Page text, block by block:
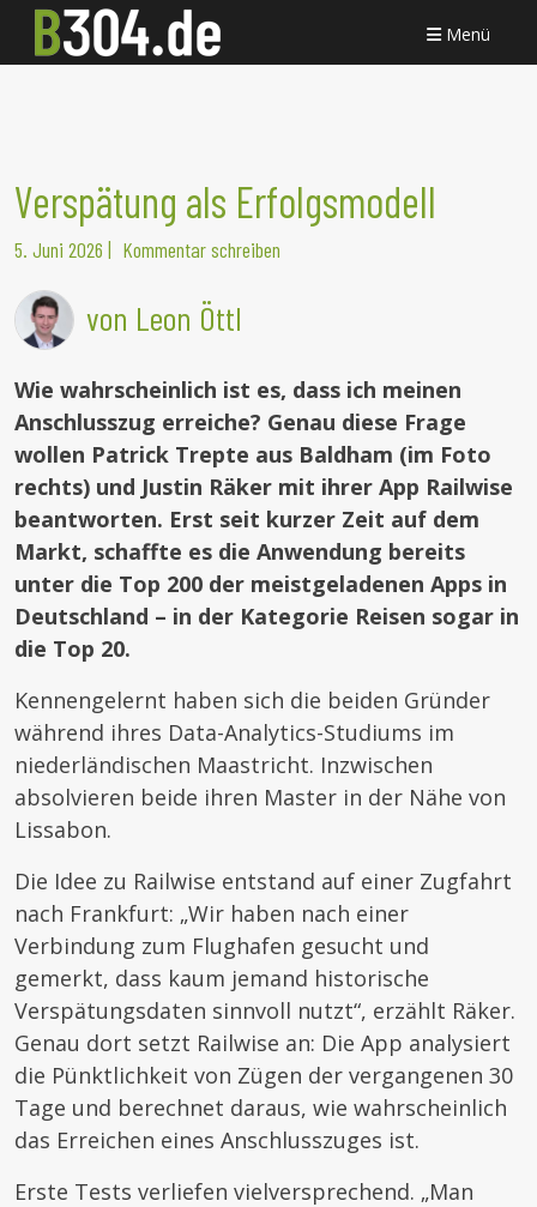
Menü
Verspätung als Erfolgsmodell
5. Juni 2026 | Kommentar schreiben
von Leon Öttl
Wie wahrscheinlich ist es, dass ich meinen
Anschlusszug erreiche? Genau diese Frage
wollen Patrick Trepte aus Baldham (im Foto
rechts) und Justin Räker mit ihrer App Railwise
beantworten. Erst seit kurzer Zeit auf dem
Markt, schaffte es die Anwendung bereits
unter die Top 200 der meistgeladenen Apps in
Deutschland – in der Kategorie Reisen sogar in
die Top 20.
Kennengelernt haben sich die beiden Gründer
während ihres Data-Analytics-Studiums im
niederländischen Maastricht. Inzwischen
absolvieren beide ihren Master in der Nähe von
Lissabon.
Die Idee zu Railwise entstand auf einer Zugfahrt
nach Frankfurt: „Wir haben nach einer
Verbindung zum Flughafen gesucht und
gemerkt, dass kaum jemand historische
Verspätungsdaten sinnvoll nutzt“, erzählt Räker.
Genau dort setzt Railwise an: Die App analysiert
die Pünktlichkeit von Zügen der vergangenen 30
Tage und berechnet daraus, wie wahrscheinlich
das Erreichen eines Anschlusszuges ist.
Erste Tests verliefen vielversprechend. „Man